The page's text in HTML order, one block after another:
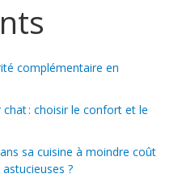
complémentaire en
: choisir le confort et le
sa cuisine à moindre coût
?